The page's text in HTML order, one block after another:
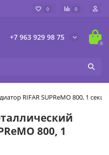
0 0
+7 963 929 98 75
0
RIFAR SUPReMO 800, 1
800, 1